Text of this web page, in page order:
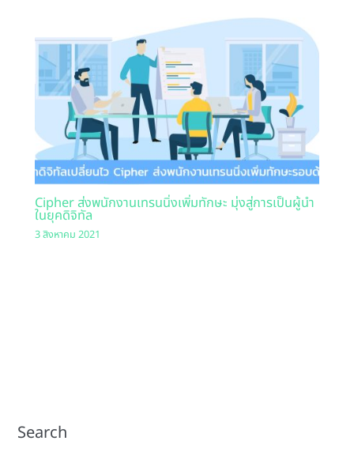
Cipher ส่งพนักงานเทรนนิ่งเพิ่มทักษะ มุ่งสู่การเป็นผู้นำ
ในยุคดิจิทัล
3 สิงหาคม 2021
Search